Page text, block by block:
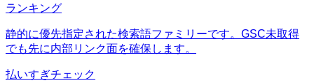
ランキング
静的に優先指定された検索語ファミリーです。GSC未取得
でも先に内部リンク面を確保します。
払いすぎチェック